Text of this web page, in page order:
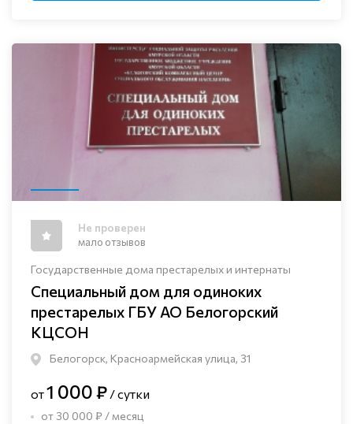
Государственные дома престарелых и интернаты
Специальный дом для одиноких
престарелых ГБУ АО Белогорский
КЦСОН
Белогорск, Красноармейская улица, 31
Не проверен
мало отзывов
от1 000 ₽ / сутки
от 30 000 ₽ / месяц